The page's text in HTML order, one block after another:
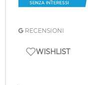
RECENSIONI
WISHLIST